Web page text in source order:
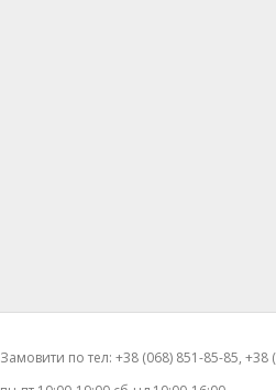
Замовити по тел: +38 (068) 851-85-85, +38